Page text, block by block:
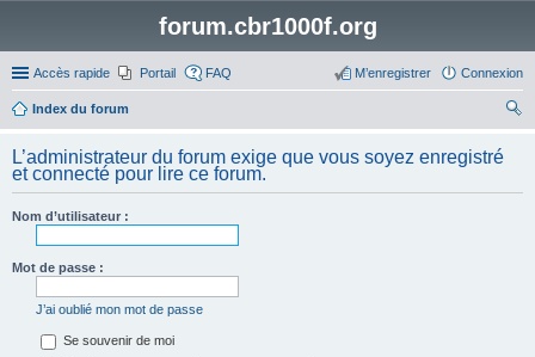
forum.cbr1000f.org
Accès rapide Portail FAQ Connexion
M’enregistrer
Index du forum
ch
L’administrateur du forum exige que vous soyez enregistré
et connecté pour lire ce forum.
Nom d’utilisateur :
Mot de passe :
J’ai oublié mon mot de passe
Se souvenir de moi